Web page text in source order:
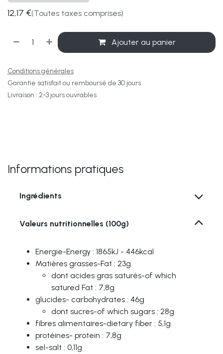
12,17 €(Toutes taxes comprises)
Ajouter au panier
Conditions générales
Garantie satisfait ou remboursé de 30 jours
Livraison : 2-3 jours ouvrables
Informations pratiques
Ingrédients
Valeurs nutritionnelles (100g)
Energie-Energy : 1865kJ - 446kcal
Matières grasses-Fat : 23g
dont acides gras saturés-of which
satured Fat : 7,8g
glucides- carbohydrates : 46g
dont sucres-of which sugars : 28g
fibres alimentaires-dietary fiber : 5,1g
protéines- protein : 7,8g
sel-salt : 0,11g